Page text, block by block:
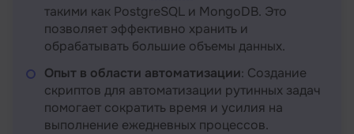
такими как PostgreSQL и MongoDB. Это
позволяет эффективно хранить и
обрабатывать большие объемы данных.
Опыт в области автоматизации: Создание
скриптов для автоматизации рутинных задач
помогает сократить время и усилия на
выполнение ежедневных процессов.